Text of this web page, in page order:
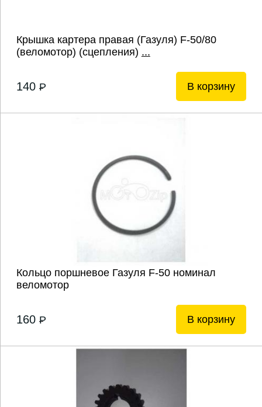
Крышка картера правая (Газуля) F-50/80
(веломотор) (сцепления) ...
140 P В корзину
Кольцо поршневое Газуля F-50 номинал
веломотор
160 P В корзину